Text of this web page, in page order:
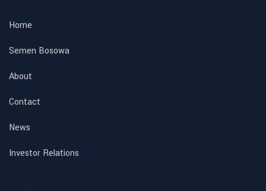
Home
Semen Bosowa
About
Contact
News
Investor Relations